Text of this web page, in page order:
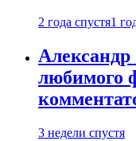
2 года спустя1
Александр
любимого
3 недели спустя